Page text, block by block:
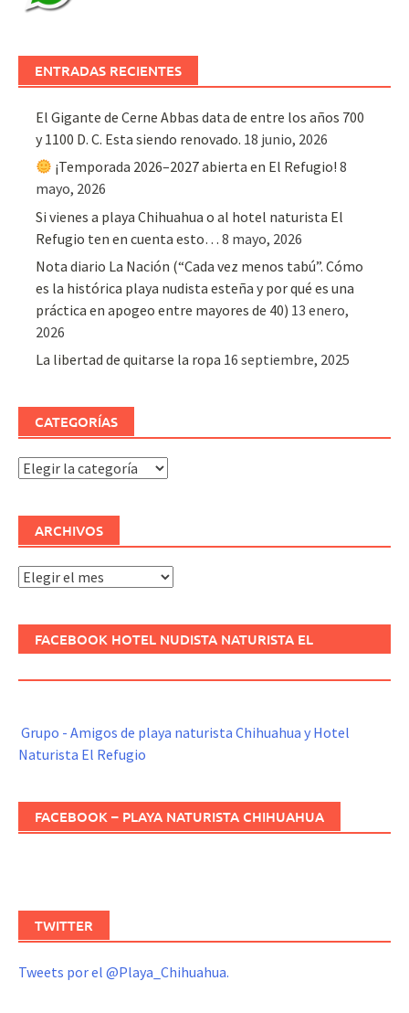
ENTRADAS RECIENTES
El Gigante de Cerne Abbas data de entre los años 700
y 1100 D. C. Esta siendo renovado. 18 junio, 2026
¡Temporada 2026–2027 abierta en El Refugio! 8
mayo, 2026
Si vienes a playa Chihuahua o al hotel naturista El
Refugio ten en cuenta esto… 8 mayo, 2026
Nota diario La Nación (“Cada vez menos tabú”. Cómo
es la histórica playa nudista esteña y por qué es una
práctica en apogeo entre mayores de 40) 13 enero,
2026
La libertad de quitarse la ropa 16 septiembre, 2025
CATEGORÍAS
Categorías
ARCHIVOS
Archivos
FACEBOOK HOTEL NUDISTA NATURISTA EL
Grupo - Amigos de playa naturista Chihuahua y Hotel
Naturista El Refugio
FACEBOOK – PLAYA NATURISTA CHIHUAHUA
TWITTER
Tweets por el @Playa_Chihuahua.